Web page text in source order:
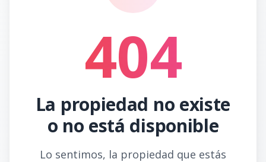
404
La propiedad no existe
o no está disponible
Lo sentimos, la propiedad que estás